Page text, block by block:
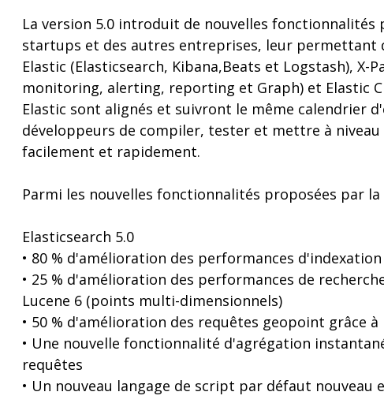
La version 5.0 introduit de nouvelles fonctionnalités
startups et des autres entreprises, leur permettant
Elastic (Elasticsearch, Kibana,Beats et Logstash), X-
monitoring, alerting, reporting et Graph) et Elastic
Elastic sont alignés et suivront le même calendrier
développeurs de compiler, tester et mettre à
facilement et rapidement.
Parmi les nouvelles fonctionnalités proposées par la
Elasticsearch 5.0
• 80 % d'amélioration des performances d'indexation
• 25 % d'amélioration des performances de
Lucene 6 (points multi-dimensionnels)
• 50 % d'amélioration des requêtes geopoint grâce
• Une nouvelle fonctionnalité d'agrégation
requêtes
• Un nouveau langage de script par défaut nouveau